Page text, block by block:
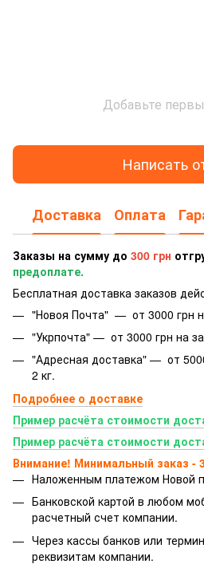
Добавьте
Написать
Доставка Оплата
Заказы на сумму до 300 грн
предоплате.
Бесплатная доставка заказов
"Новоя Почта" — от 3000 грн
"Укрпочта" — от 3000 грн на
"Адресная доставка" — от
2 кг.
Подробнее о доставке
Пример расчёта стоимости
Пример расчёта стоимости
Внимание! Минимальный заказ -
Наложенным платежом Новой
Банковской картой в любом
расчетный счет компании.
Через кассы банков или
реквизитам компании.